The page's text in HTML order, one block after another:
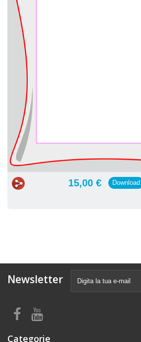
15,00 € Download
Newsletter
Categorie